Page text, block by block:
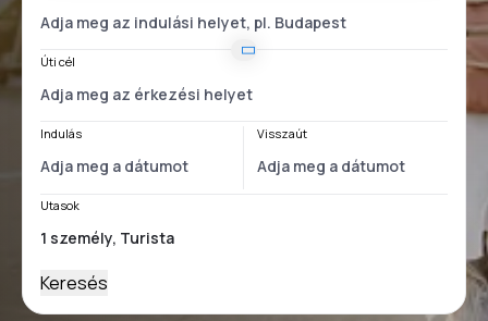
Úti cél
Indulás Visszaút
Utasok
Keresés